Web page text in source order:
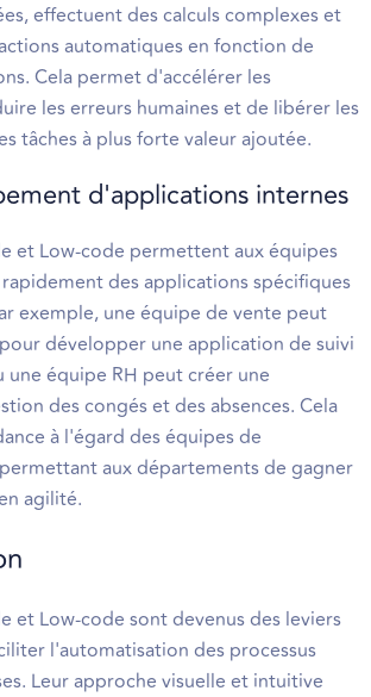
effectuent des calculs complexes et
automatiques en fonction de
Cela permet d'accélérer les
les erreurs humaines et de libérer les
tâches à plus forte valeur ajoutée.
d'applications internes
et Low-code permettent aux équipes
des applications spécifiques
exemple, une équipe de vente peut
développer une application de suivi
une équipe RH peut créer une
des congés et des absences. Cela
à l'égard des équipes de
aux départements de gagner
agilité.
et Low-code sont devenus des leviers
l'automatisation des processus
Leur approche visuelle et intuitive